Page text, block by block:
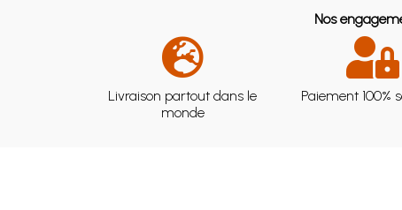
Nos
Livraison partout dans le
monde
Paiement 100%